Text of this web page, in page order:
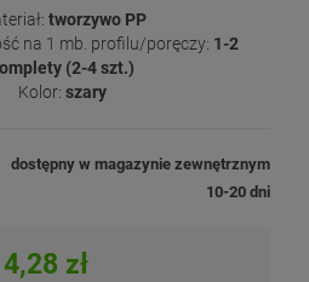
tworzywo PP
na 1 mb. profilu/poręczy: 1-2
(2-4 szt.)
Kolor: szary
dostępny w magazynie zewnętrznym
10-20 dni
zł